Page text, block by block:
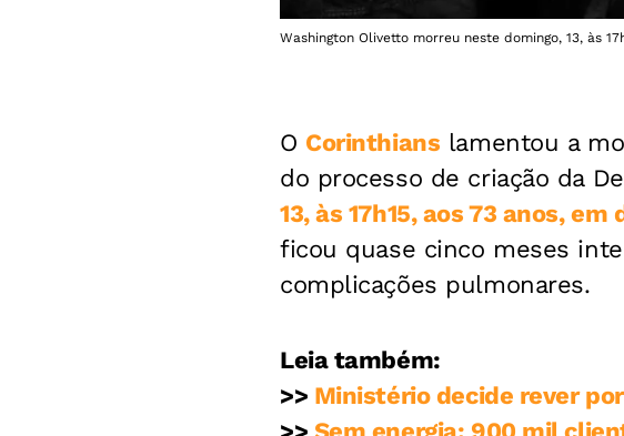
Washington Olivetto morreu neste domingo, 13, às
O Corinthians lamentou a
do processo de criação da
13, às 17h15, aos 73 anos,
ficou quase cinco meses
complicações pulmonares.
Leia também:
>> Ministério decide rever